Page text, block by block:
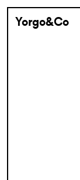
Yorgo&Co